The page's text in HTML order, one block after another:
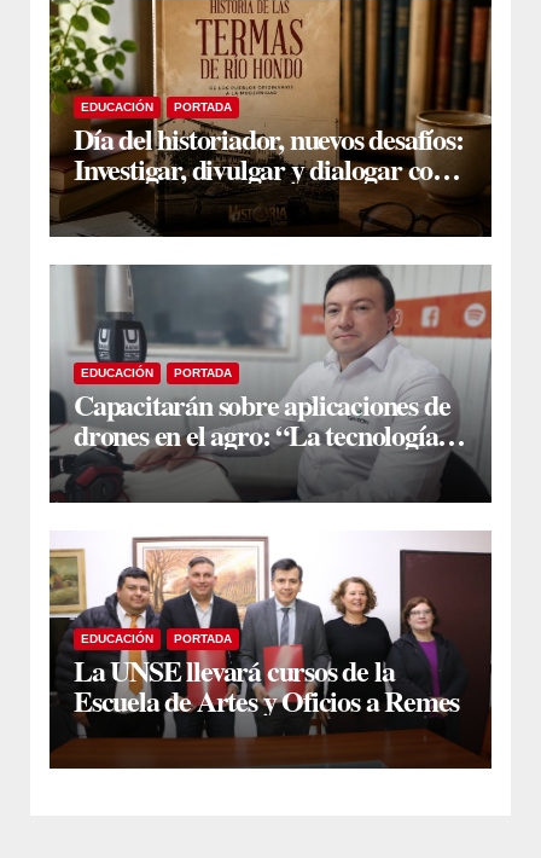
EDUCACIÓN PORTADA
Día del historiador, nuevos desafíos:
Investigar, divulgar y dialogar con
la sociedad
EDUCACIÓN PORTADA
Capacitarán sobre aplicaciones de
drones en el agro: “La tecnología
ya es una realidad en el campo”
EDUCACIÓN PORTADA
La UNSE llevará cursos de la
Escuela de Artes y Oficios a Remes